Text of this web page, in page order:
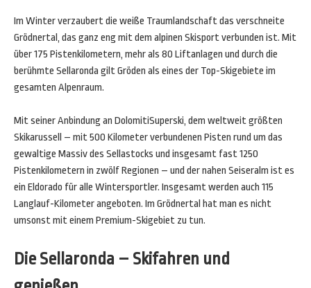
Im Winter verzaubert die weiße Traumlandschaft das verschneite
Grödnertal, das ganz eng mit dem alpinen Skisport verbunden ist. Mit
über 175 Pistenkilometern, mehr als 80 Liftanlagen und durch die
berühmte Sellaronda gilt Gröden als eines der Top-Skigebiete im
gesamten Alpenraum.
Mit seiner Anbindung an DolomitiSuperski, dem weltweit größten
Skikarussell – mit 500 Kilometer verbundenen Pisten rund um das
gewaltige Massiv des Sellastocks und insgesamt fast 1250
Pistenkilometern in zwölf Regionen – und der nahen Seiseralm ist es
ein Eldorado für alle Wintersportler. Insgesamt werden auch 115
Langlauf-Kilometer angeboten. Im Grödnertal hat man es nicht
umsonst mit einem Premium-Skigebiet zu tun.
Die Sellaronda – Skifahren und